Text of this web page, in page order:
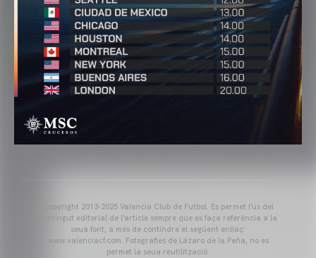
Copyright 2013-2025 Valencia Club de Futbol. Es permet l'ús del
contingut editorial de l'article sempre que es faça referència a la
seua font, a més de contindre el següent enllaç:
www.valenciacf.com. Fotografies de Lázaro de la Peña, no es
permet la seua reutilització.